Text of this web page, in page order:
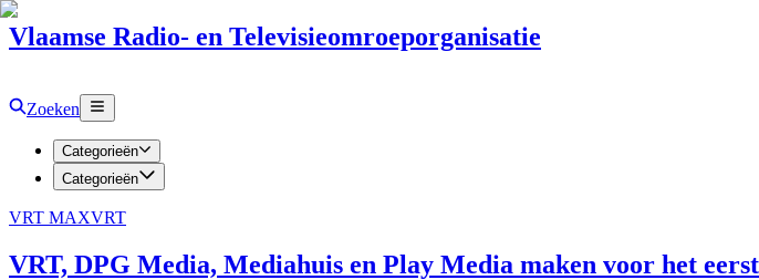
Vlaamse Radio- en Televisieomroeporganisatie
Zoeken
Categorieën
Categorieën
VRT MAXVRT
VRT, DPG Media, Mediahuis en Play Media maken voor het